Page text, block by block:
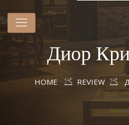
Диор
HOME REVIEW